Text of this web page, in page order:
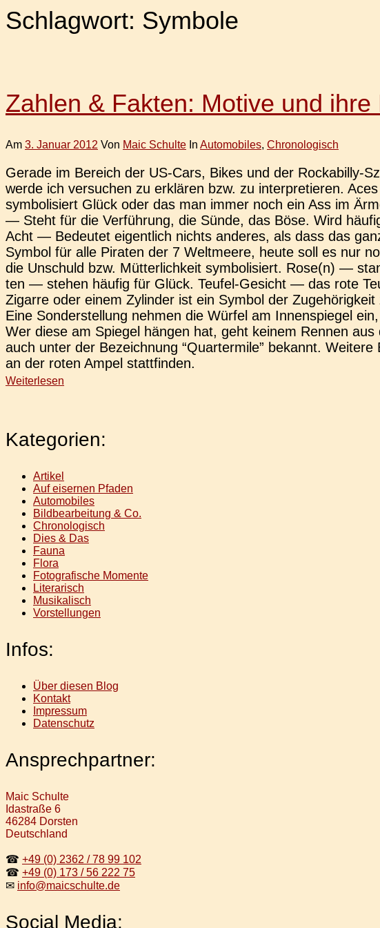
Schlagwort: Symbole
Zahlen & Fakten: Motive und ihre
Am 3. Januar 2012 Von Maic Schulte In Automobiles, Chronologisch
Gerade im Bereich der US-Cars, Bikes und der Rock­a­­bil­­ly-
werde ich ver­su­chen zu erklä­ren bzw. zu inter­pre­tie­ren.
sym­bo­li­siert Glück oder das man immer noch ein Ass im
— Steht für die Ver­füh­rung, die Sünde, das Böse. Wird
Acht — Bedeu­tet eigent­lich nichts ande­res, als dass das
Symbol für alle Pira­ten der 7 Welt­mee­re, heute soll es nur
die Unschuld bzw. Müt­ter­lich­keit sym­bo­li­siert. Rose(n) —
ten — stehen häufig für Glück. Teufel-Gesicht — das rote
Zigar­re oder einem Zylin­der ist ein Symbol der
Eine Son­der­stel­lung nehmen die Würfel am Innen­spie­gel
Wer diese am Spie­gel hängen hat, geht keinem Rennen
auch unter der Bezeich­nung “Quar­ter­mi­le” bekannt.
an der roten Ampel stattfinden.
Weiterlesen
Kategorien:
Artikel
Auf eisernen Pfaden
Automobiles
Bildbearbeitung & Co.
Chronologisch
Dies & Das
Fauna
Flora
Fotografische Momente
Literarisch
Musikalisch
Vorstellungen
Infos:
Über diesen Blog
Kontakt
Impressum
Datenschutz
Ansprechpartner:
Maic Schulte
Idastraße 6
46284 Dorsten
Deutschland
☎ +49 (0) 2362 / 78 99 102
☎ +49 (0) 173 / 56 222 75
✉ info@maicschulte.de
Social Media: